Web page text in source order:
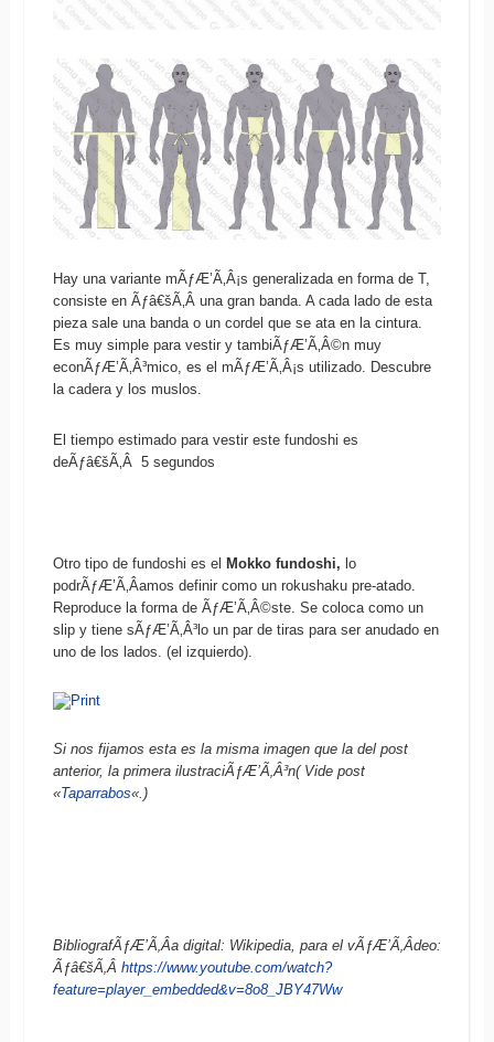
Hay una variante mÃƒÆ’Ã‚Â¡s generalizada en forma de T,
consiste en Ãƒâ€šÃ‚Â una gran banda. A cada lado de esta
pieza sale una banda o un cordel que se ata en la cintura.
Es muy simple para vestir y tambiÃƒÆ’Ã‚Â©n muy
econÃƒÆ’Ã‚Â³mico, es el mÃƒÆ’Ã‚Â¡s utilizado. Descubre
la cadera y los muslos.
El tiempo estimado para vestir este fundoshi es
deÃƒâ€šÃ‚Â 5 segundos
Otro tipo de fundoshi es el Mokko fundoshi, lo
podrÃƒÆ’Ã‚Â­amos definir como un rokushaku pre-atado.
Reproduce la forma de ÃƒÆ’Ã‚Â©ste. Se coloca como un
slip y tiene sÃƒÆ’Ã‚Â³lo un par de tiras para ser anudado en
uno de los lados. (el izquierdo).
Si nos fijamos esta es la misma imagen que la del post
anterior, la primera ilustraciÃƒÆ’Ã‚Â³n( Vide post
«Taparrabos«.)
BibliografÃƒÆ’Ã‚Â­a digital: Wikipedia, para el vÃƒÆ’Ã‚Â­deo:
Ãƒâ€šÃ‚Â https://www.youtube.com/watch?
feature=player_embedded&v=8o8_JBY47Ww